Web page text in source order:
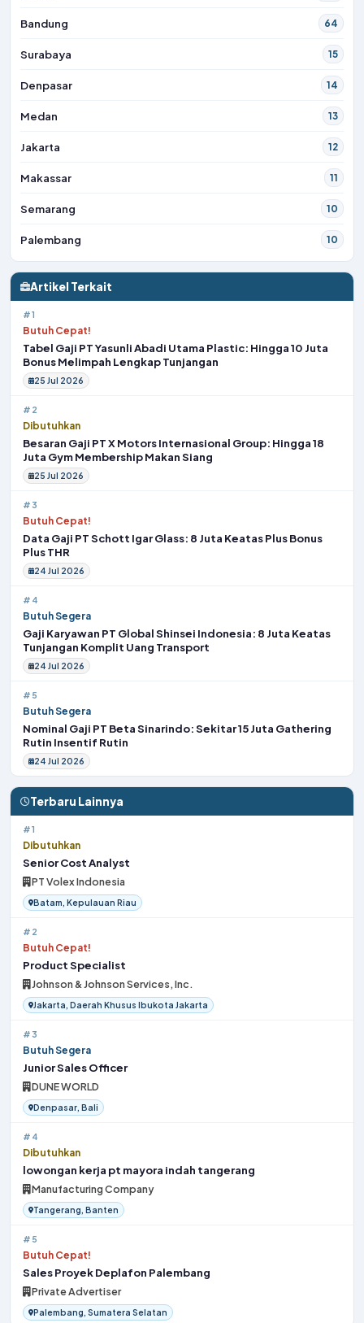
Bandung 64
Surabaya 15
Denpasar 14
Medan 13
Jakarta 12
Makassar 11
Semarang 10
Palembang 10
Artikel Terkait
#1
Butuh Cepat!
Tabel Gaji PT Yasunli Abadi Utama Plastic: Hingga 10 Juta
Bonus Melimpah Lengkap Tunjangan
25 Jul 2026
#2
Dibutuhkan
Besaran Gaji PT X Motors Internasional Group: Hingga 18
Juta Gym Membership Makan Siang
25 Jul 2026
#3
Butuh Cepat!
Data Gaji PT Schott Igar Glass: 8 Juta Keatas Plus Bonus
Plus THR
24 Jul 2026
#4
Butuh Segera
Gaji Karyawan PT Global Shinsei Indonesia: 8 Juta Keatas
Tunjangan Komplit Uang Transport
24 Jul 2026
#5
Butuh Segera
Nominal Gaji PT Beta Sinarindo: Sekitar 15 Juta Gathering
Rutin Insentif Rutin
24 Jul 2026
Terbaru Lainnya
#1
Dibutuhkan
Senior Cost Analyst
PT Volex Indonesia
Batam, Kepulauan Riau
#2
Butuh Cepat!
Product Specialist
Johnson & Johnson Services, Inc.
Jakarta, Daerah Khusus Ibukota Jakarta
#3
Butuh Segera
Junior Sales Officer
DUNE WORLD
Denpasar, Bali
#4
Dibutuhkan
lowongan kerja pt mayora indah tangerang
Manufacturing Company
Tangerang, Banten
#5
Butuh Cepat!
Sales Proyek Deplafon Palembang
Private Advertiser
Palembang, Sumatera Selatan